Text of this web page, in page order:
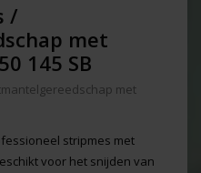
/
met
145 SB
met
stripmes met
voor het snijden van